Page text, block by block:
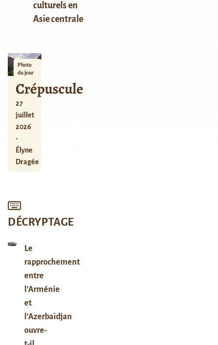
culturels en
Asie centrale
Photo
du jour
Crépuscule
27
juillet
2026
-
Élyne
Dragée
DÉCRYPTAGE
Le
rapprochement
entre
l’Arménie
et
l’Azerbaïdjan
ouvre-